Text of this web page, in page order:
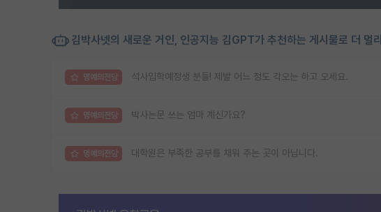
김박사넷의 새로운 거인, 인공지능 김GPT가 추천하는 게시물로 더 멀
명예의전당 석사입학예정생 분들! 제발 어느 정도 각오는 하고 오세요.
명예의전당 박사논문 쓰는 엄마 계신가요?
명예의전당 대학원은 부족한 공부를 채워 주는 곳이 아닙니다.